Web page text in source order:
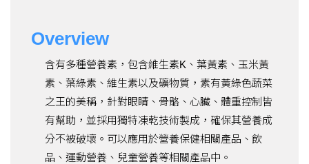
Overview
含有多種營養素，包含維生素K、葉黃素、玉米黃
素、葉綠素、維生素以及礦物質，素有黃綠色蔬菜
之王的美稱，針對眼睛、骨骼、心臟、體重控制皆
有幫助，並採用獨特凍乾技術製成，確保其營養成
分不被破壞。可以應用於營養保健相關產品、飲
品、運動營養、兒童營養等相關產品中。